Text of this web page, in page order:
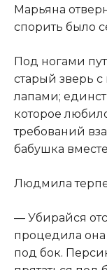
Марьяна
спорить было
Под ногами
старый зверь
лапами;
которое
требований
бабушка
Людмила
— Убирайся
процедила она
под бок.